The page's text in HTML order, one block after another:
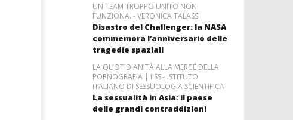
UN TEAM TROPPO UNITO NON
FUNZIONA. - VERONICA TALASSI
Disastro del Challenger: la NASA
commemora l’anniversario delle
tragedie spaziali
LA QUOTIDIANITÀ ALLA MERCÉ DELLA
PORNOGRAFIA | IISS - ISTITUTO
ITALIANO DI SESSUOLOGIA SCIENTIFICA
La sessualità in Asia: il paese
delle grandi contraddizioni